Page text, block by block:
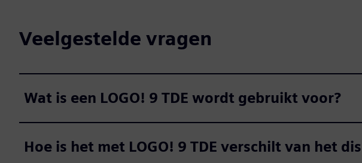
Veelgestelde vragen
Wat is een LOGO! 9 TDE wordt gebruikt voor?
Hoe is het met LOGO! 9 TDE verschilt van het